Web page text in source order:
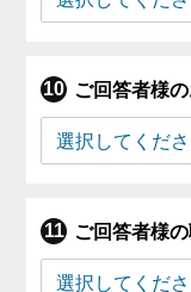
ご回答者様
ご回答者様